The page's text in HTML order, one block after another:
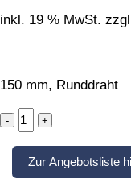
inkl. 19 % MwSt.
150 mm, Runddraht
Modellierschlinge
quantity
Zur Angebotsliste